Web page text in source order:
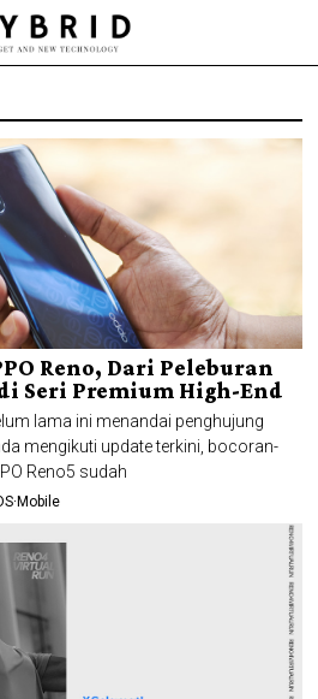
Reno, Dari Peleburan
Seri Premium High-End
lama ini menandai penghujung
mengikuti update terkini, bocoran-
Reno5 sudah
·Mobile